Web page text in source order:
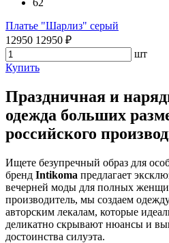
Платье "Шарлиз" серый
12950 12950 ₽
шт
Купить
Праздничная и
одежда больших
российского
Ищете безупречный образ для
бренд Intikoma предлагает
вечерней моды для полных
производитель, мы создаем
авторским лекалам, которые
деликатно скрывают нюансы и
достоинства силуэта.